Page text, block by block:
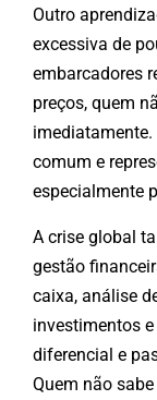
Outro
excessiva de
embarcadores
preços, quem
comum e
especialmente
A crise global
gestão
caixa, análise
investimentos
diferencial e
Quem não